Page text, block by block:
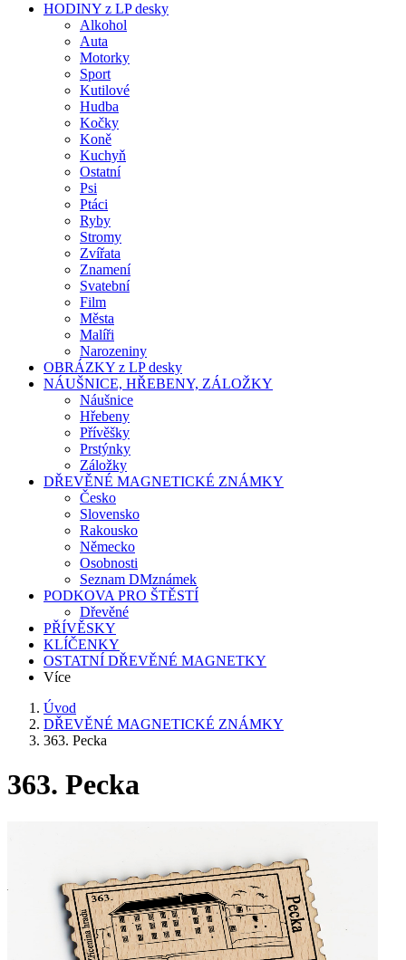
HODINY z LP desky
Alkohol
Auta
Motorky
Sport
Kutilové
Hudba
Kočky
Koně
Kuchyň
Ostatní
Psi
Ptáci
Ryby
Stromy
Zvířata
Znamení
Svatební
Film
Města
Malíři
Narozeniny
OBRÁZKY z LP desky
NÁUŠNICE, HŘEBENY, ZÁLOŽKY
Náušnice
Hřebeny
Přívěšky
Prstýnky
Záložky
DŘEVĚNÉ MAGNETICKÉ ZNÁMKY
Česko
Slovensko
Rakousko
Německo
Osobnosti
Seznam DMznámek
PODKOVA PRO ŠTĚSTÍ
Dřevěné
PŘÍVĚSKY
KLÍČENKY
OSTATNÍ DŘEVĚNÉ MAGNETKY
Více
Úvod
DŘEVĚNÉ MAGNETICKÉ ZNÁMKY
363. Pecka
363. Pecka